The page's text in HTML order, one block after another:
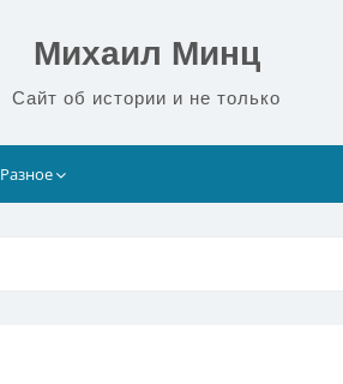
Михаил Минц
Сайт об истории и не только
Разное